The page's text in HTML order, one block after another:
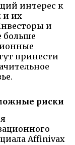
интерес к
и их
и
больше
принести
риски
Affinivax